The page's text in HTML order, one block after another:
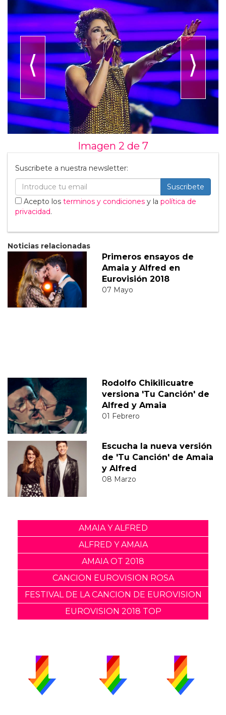
⟨ ⟩
Imagen 2 de 7
Suscribete a nuestra newsletter:
Suscribete
Acepto los terminos y condiciones y la política de
privacidad.
Noticias relacionadas
Primeros ensayos de
Amaia y Alfred en
Eurovisión 2018
07 Mayo
Rodolfo Chikilicuatre
versiona 'Tu Canción' de
Alfred y Amaia
01 Febrero
Escucha la nueva versión
de 'Tu Canción' de Amaia
y Alfred
08 Marzo
AMAIA Y ALFRED
ALFRED Y AMAIA
AMAIA OT 2018
CANCION EUROVISION ROSA
FESTIVAL DE LA CANCION DE EUROVISION
EUROVISION 2018 TOP